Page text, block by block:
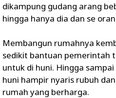
dikampung gudang arang
hingga hanya dia dan se
Membangun rumahnya
sedikit bantuan pemerintah
untuk di huni. Hingga
huni hampir nyaris rubuh
rumah yang berharga.